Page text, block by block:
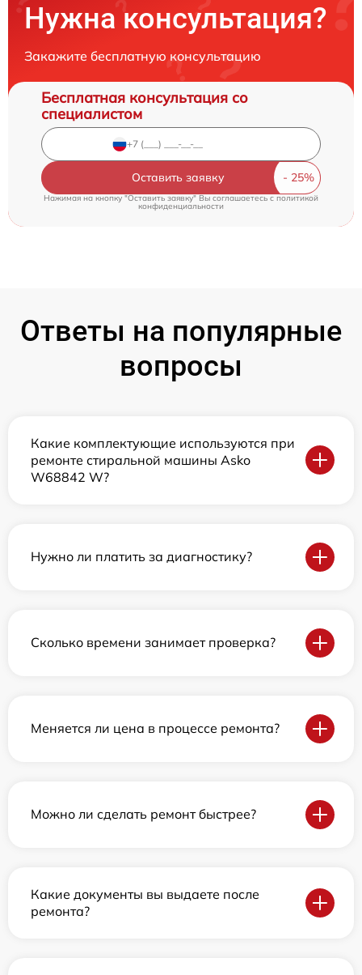
Нужна консультация?
Закажите бесплатную консультацию
Бесплатная консультация со
специалистом
Оставить заявку
Нажимая на кнопку "Оставить заявку" Вы соглашаетесь cполитикой
конфиденциальности
Ответы на популярные
вопросы
Какие комплектующие используются при
ремонте стиральной машины Asko
W68842 W?
Нужно ли платить за диагностику?
Сколько времени занимает проверка?
Меняется ли цена в процессе ремонта?
Можно ли сделать ремонт быстрее?
Какие документы вы выдаете после
ремонта?